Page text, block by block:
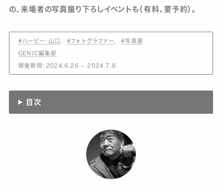
の、来場者の写真撮り下ろしイベントも（有料、要予約）。
#ハービー・山口 #フォトグラファー #写真展
GENIC編集部
開催期間：2024.6.26 ~ 2024.7.8
目次